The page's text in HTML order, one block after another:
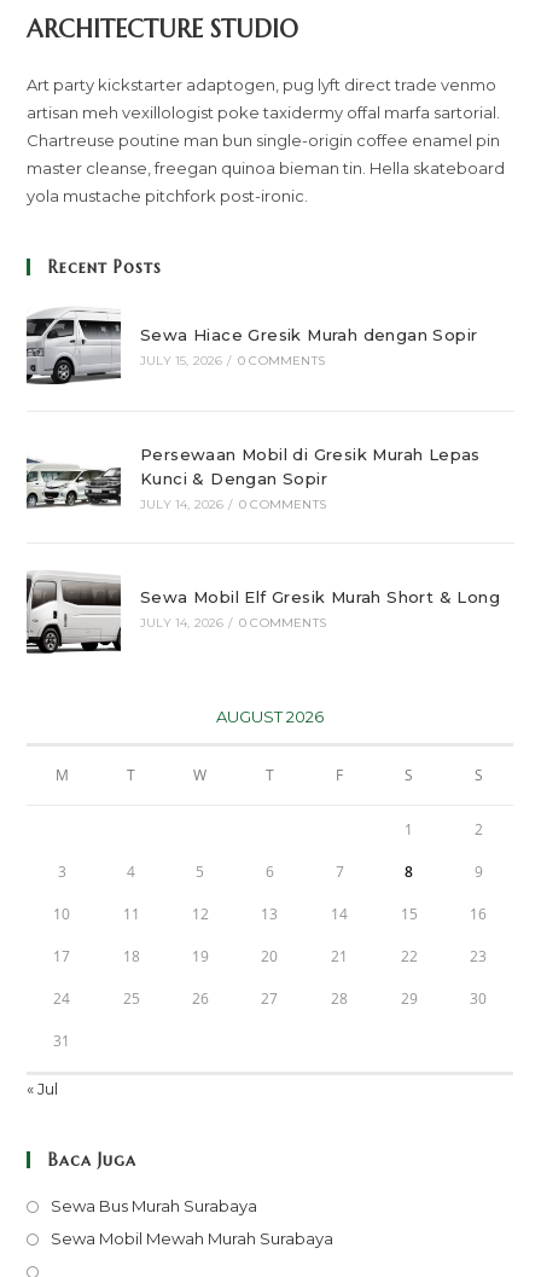
ARCHITECTURE STUDIO
Art party kickstarter adaptogen, pug lyft direct trade venmo
artisan meh vexillologist poke taxidermy offal marfa sartorial.
Chartreuse poutine man bun single-origin coffee enamel pin
master cleanse, freegan quinoa bieman tin. Hella skateboard
yola mustache pitchfork post-ironic.
Recent Posts
Sewa Hiace Gresik Murah dengan Sopir
JULY 15, 2026 / 0 COMMENTS
Persewaan Mobil di Gresik Murah Lepas
Kunci & Dengan Sopir
JULY 14, 2026 / 0 COMMENTS
Sewa Mobil Elf Gresik Murah Short & Long
JULY 14, 2026 / 0 COMMENTS
AUGUST 2026
M T W T F S S
1 2
3 4 5 6 7 8 9
10 11 12 13 14 15 16
17 18 19 20 21 22 23
24 25 26 27 28 29 30
31
« Jul
Baca Juga
Sewa Bus Murah Surabaya
in
Sewa Mobil Mewah Murah Surabaya